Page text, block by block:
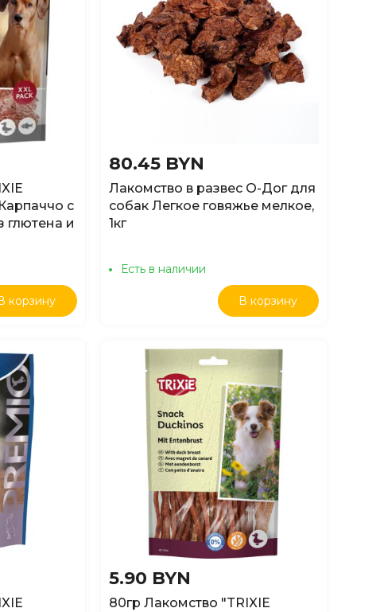
с
глютена и
В корзину
80.45 BYN
Лакомство в развес О-Дог для
собак Легкое говяжье мелкое,
1кг
Есть в наличии
В корзину
5.90 BYN
80гр Лакомство "TRIXIE